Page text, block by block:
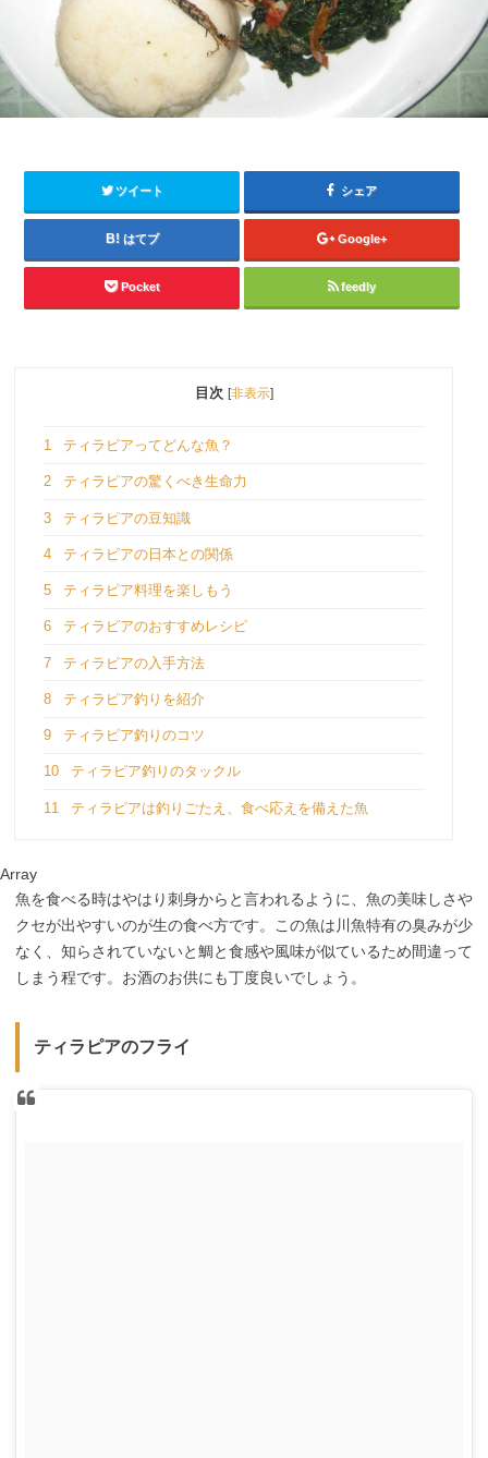
ツイート シェア
はてブ Google+
Pocket feedly
目次 [非表示]
1 ティラピアってどんな魚？
2 ティラピアの驚くべき生命力
3 ティラピアの豆知識
4 ティラピアの日本との関係
5 ティラピア料理を楽しもう
6 ティラピアのおすすめレシピ
7 ティラピアの入手方法
8 ティラピア釣りを紹介
9 ティラピア釣りのコツ
10 ティラピア釣りのタックル
11 ティラピアは釣りごたえ、食べ応えを備えた魚
Array
魚を食べる時はやはり刺身からと言われるように、魚の美味しさや
クセが出やすいのが生の食べ方です。この魚は川魚特有の臭みが少
なく、知らされていないと鯛と食感や風味が似ているため間違って
しまう程です。お酒のお供にも丁度良いでしょう。
ティラピアのフライ